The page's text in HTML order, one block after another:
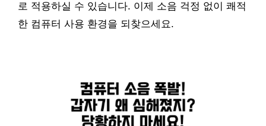
로 적용하실 수 있습니다. 이제 소음 걱정 없이 쾌적
한 컴퓨터 사용 환경을 되찾으세요.